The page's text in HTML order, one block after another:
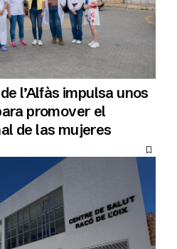
l’Alfàs impulsa unos
promover el
de las mujeres